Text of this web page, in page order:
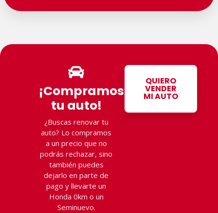
¡Compramos
tu auto!
¿Buscas renovar tu
auto? Lo compramos
a un precio que no
podrás rechazar, sino
también puedes
dejarlo en parte de
pago y llevarte un
Honda 0km o un
Seminuevo.
QUIERO
VENDER
MI AUTO